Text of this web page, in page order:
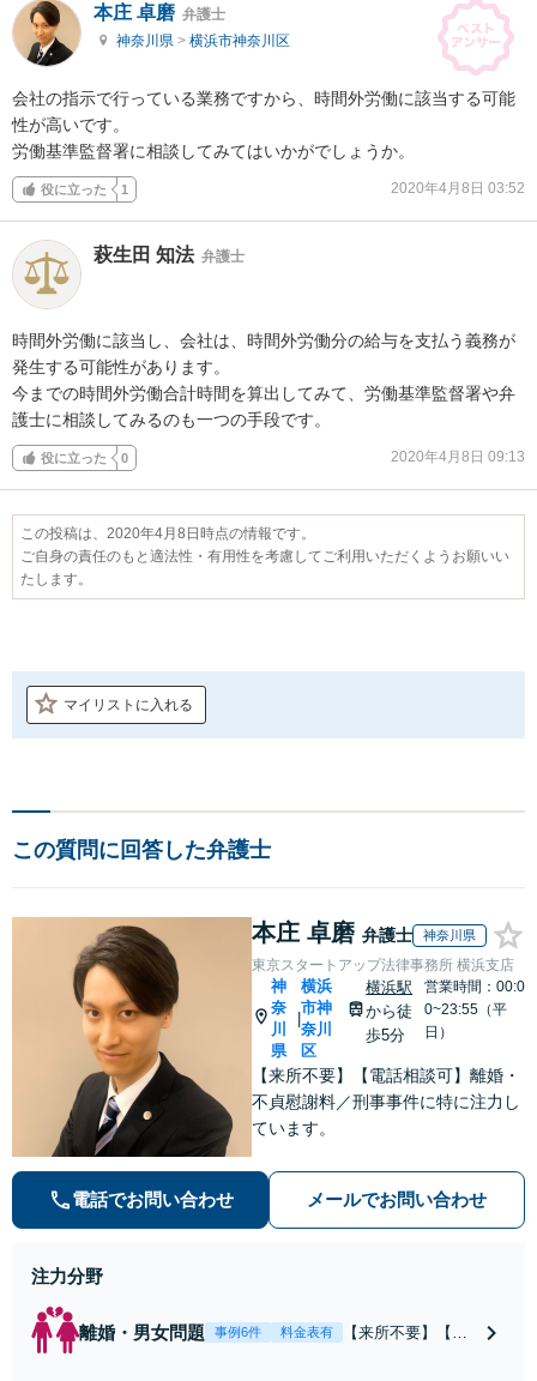
本庄 卓磨 弁護士
神奈川県 > 横浜市神奈川区
会社の指示で行っている業務ですから、時間外労働に該当する可能
性が高いです。
労働基準監督署に相談してみてはいかがでしょうか。
役に立った 1 2020年4月8日 03:52
萩生田 知法 弁護士
時間外労働に該当し、会社は、時間外労働分の給与を支払う義務が
発生する可能性があります。
今までの時間外労働合計時間を算出してみて、労働基準監督署や弁
護士に相談してみるのも一つの手段です。
役に立った 0 2020年4月8日 09:13
この投稿は、2020年4月8日時点の情報です。
ご自身の責任のもと適法性・有用性を考慮してご利用いただくようお願いい
たします。
マイリストに入れる
この質問に回答した弁護士
本庄 卓磨 弁護士 神奈川県
東京スタートアップ法律事務所 横浜支店
神
奈
川
県
横浜
市神
奈川
区
横浜駅
から徒
歩5分
営業時間：00:0
0~23:55（平
日）
【来所不要】【電話相談可】離婚・
不貞慰謝料／刑事事件に特に注力し
ています。
電話でお問い合わせ メールでお問い合わせ
注力分野
離婚・男女問題 事例6件 料金表有
【来所不要】【電